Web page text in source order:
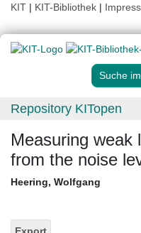
KIT | KIT-Bibliothek |
Suche
Repository KITopen
Measuring weak
from the noise
Heering, Wolfgang